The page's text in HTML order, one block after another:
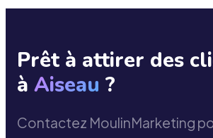
Prêt à attirer des
à Aiseau ?
Contactez MoulinMarketing